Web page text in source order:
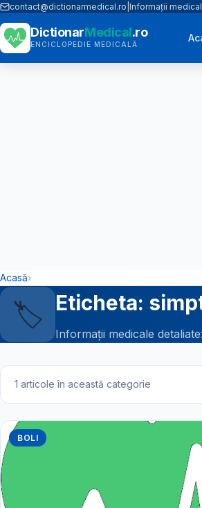
contact@dictionarmedical.ro Informații
DictionarMedical.ro
ENCICLOPEDIE MEDICALĂ
Acasă›
🏷️ Eticheta:
Informații medicale
1 articole în această categorie
BOLI